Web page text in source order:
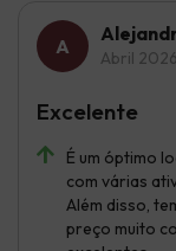
Abril 2026
É um óptimo
com várias
Além disso,
preço muito
Excelente